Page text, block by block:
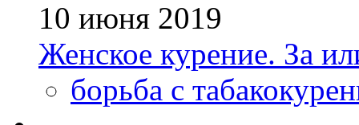
10 июня 2019
Женское курение. За
борьба с